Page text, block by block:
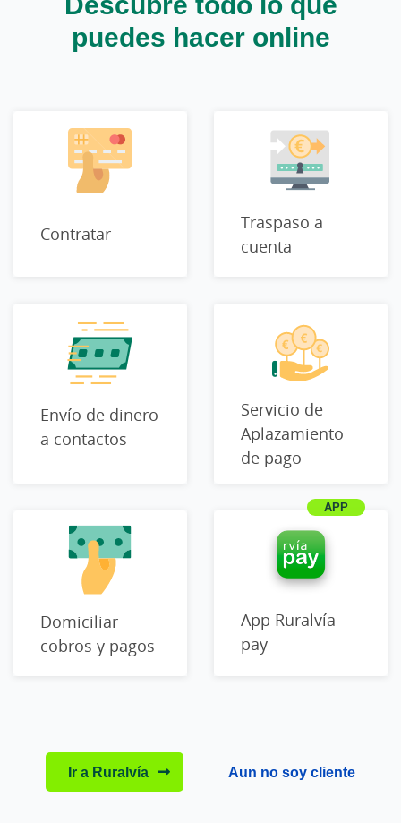
puedes hacer online
Contratar
Traspaso a
cuenta
Envío de dinero
a contactos
Servicio de
Aplazamiento
de pago
Domiciliar
cobros y pagos
App Ruralvía
pay
Ir a Ruralvía Aun no soy cliente